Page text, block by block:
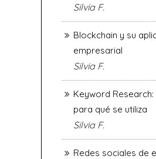
Silvia F.
Blockchain y su
empresarial
Silvia F.
Keyword
para qué se utiliza
Silvia F.
Redes sociales de